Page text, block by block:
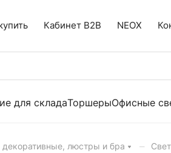
Кабинет B2B NEOX
для складаТоршерыОфисные
декоративные, люстры и бра –